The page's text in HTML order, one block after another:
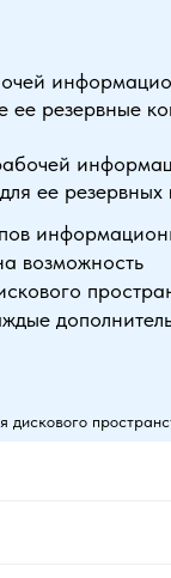
возможность
ее резервные
ее резервных
дискового